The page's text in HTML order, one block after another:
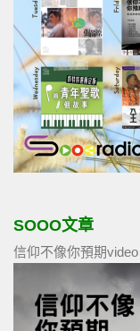
SOOO文章
信仰不像你預期video